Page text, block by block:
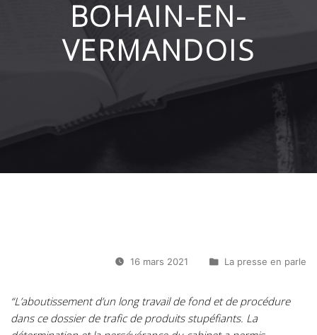
BOHAIN-EN-
VERMANDOIS
16 mars 2021 La presse en parle
“L’aboutissement d’un long travail de fond et de procédure
dans ce dossier de trafic de produits stupéfiants. La